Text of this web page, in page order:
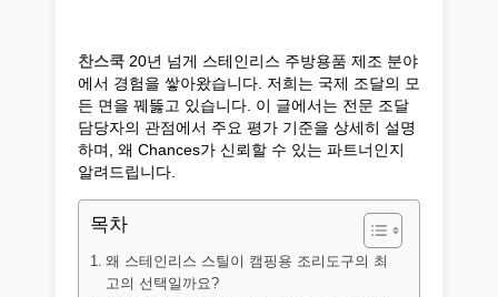
찬스쿡 20년 넘게 스테인리스 주방용품 제조 분야
에서 경험을 쌓아왔습니다. 저희는 국제 조달의 모
든 면을 꿰뚫고 있습니다. 이 글에서는 전문 조달
담당자의 관점에서 주요 평가 기준을 상세히 설명
하며, 왜 Chances가 신뢰할 수 있는 파트너인지
알려드립니다.
목차
왜 스테인리스 스틸이 캠핑용 조리도구의 최
고의 선택일까요?